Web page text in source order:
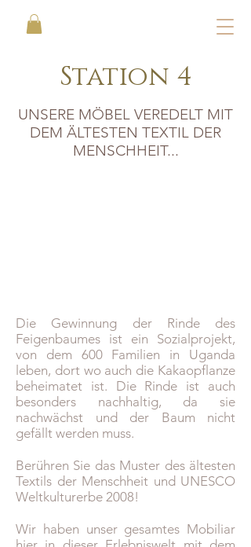
Station 4
UNSERE MÖBEL VEREDELT MIT
DEM ÄLTESTEN TEXTIL DER
MENSCHHEIT...
Die Gewinnung der Rinde des
Feigenbaumes ist ein Sozialprojekt,
von dem 600 Familien in Uganda
leben, dort wo auch die Kakaopflanze
beheimatet ist. Die Rinde ist auch
besonders nachhaltig, da sie
nachwächst und der Baum nicht
gefällt werden muss.
Berühren Sie das Muster des ältesten
Textils der Menschheit und UNESCO
Weltkulturerbe 2008!
Wir haben unser gesamtes Mobiliar